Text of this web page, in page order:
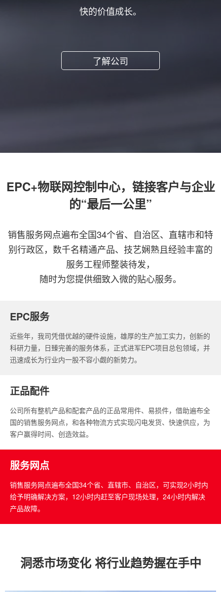
快的价值成长。
了解公司
EPC+物联网控制中心，链接客户与企业
的“最后一公里”
销售服务网点遍布全国34个省、自治区、直辖市和特
别行政区，数千名精通产品、技艺娴熟且经验丰富的
服务工程师整装待发，
随时为您提供细致入微的贴心服务。
EPC服务
近些年，我司凭借优越的硬件设施，雄厚的生产加工实力，创新的
科研力量，日臻完善的服务体系，正式进军EPC项目总包领域，并
迅速成长为行业内一股不容小觑的新势力。
正品配件
公司所有整机产品和配套产品的正品常用件、易损件，借助遍布全
国的销售服务网点，和各种物流方式实现闪电发货、快速供应，为
客户赢得时间、创造效益。
服务网点
销售服务网点遍布全国34个省、直辖市、自治区，可实现2小时内
给予明确解决方案，12小时内赶至客户现场处理，24小时内解决
产品故障。
洞悉市场变化 将行业趋势握在手中